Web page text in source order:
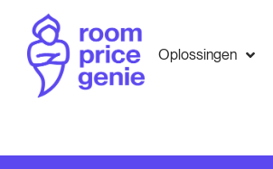
Oplossingen